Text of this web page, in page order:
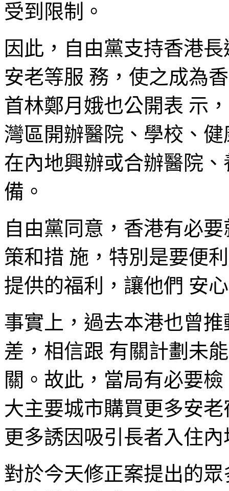
受到限制。
因此，自由黨支持香港
安老等服 務，使之成為
首林鄭月娥也公開表 示
灣區開辦醫院、學校、
在內地興辦或合辦醫院
備。
自由黨同意，香港有必
策和措 施，特別是要便
提供的福利，讓他們 安
事實上，過去本港也曾
差，相信跟 有關計劃未
關。故此，當局有必要
大主要城市購買更多安
更多誘因吸引長者入住
對於今天修正案提出的